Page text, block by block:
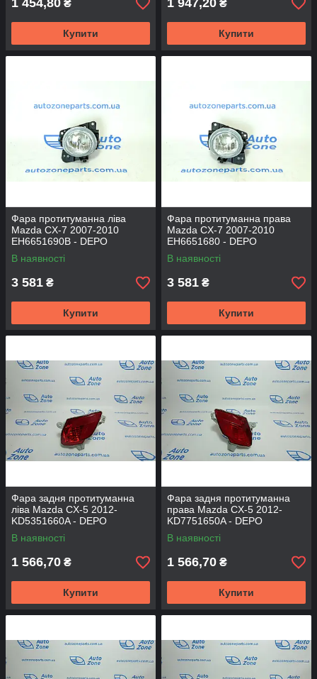
1 454,80 ₴
Купити
1 947,20 ₴
Купити
Фара протитуманна ліва
Mazda CX-7 2007-2010
EH6651690B - DEPO
В наявності
3 581 ₴
Купити
Фара протитуманна права
Mazda CX-7 2007-2010
EH6651680 - DEPO
В наявності
3 581 ₴
Купити
Фара задня протитуманна
ліва Mazda CX-5 2012-
KD5351660A - DEPO
В наявності
1 566,70 ₴
Купити
Фара задня протитуманна
права Mazda CX-5 2012-
KD7751650A - DEPO
В наявності
1 566,70 ₴
Купити